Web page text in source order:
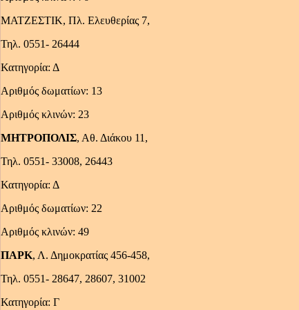
ΜΑΤΖΕΣΤΙΚ, Πλ. Ελευθερίας 7,
Τηλ. 0551- 26444
Κατηγορία: Δ
Αριθμός δωματίων: 13
Αριθμός κλινών: 23
ΜΗΤΡΟΠΟΛΙΣ, Αθ. Διάκου 11,
Τηλ. 0551- 33008, 26443
Κατηγορία: Δ
Αριθμός δωματίων: 22
Αριθμός κλινών: 49
ΠΑΡΚ, Λ. Δημοκρατίας 456-458,
Τηλ. 0551- 28647, 28607, 31002
Κατηγορία: Γ